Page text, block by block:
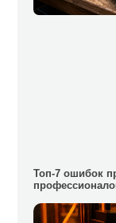
Топ-7 ошибок